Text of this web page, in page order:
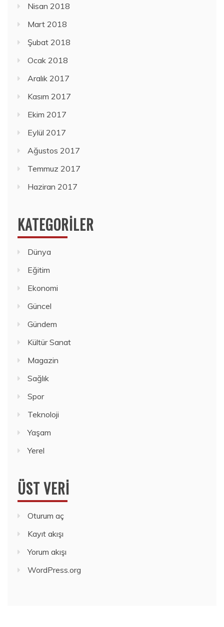
Nisan 2018
Mart 2018
Şubat 2018
Ocak 2018
Aralık 2017
Kasım 2017
Ekim 2017
Eylül 2017
Ağustos 2017
Temmuz 2017
Haziran 2017
KATEGORILER
Dünya
Eğitim
Ekonomi
Güncel
Gündem
Kültür Sanat
Magazin
Sağlık
Spor
Teknoloji
Yaşam
Yerel
ÜST VERI
Oturum aç
Kayıt akışı
Yorum akışı
WordPress.org